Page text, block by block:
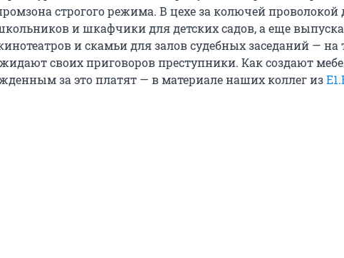
строгого режима. В цехе за колючей проволокой
и шкафчики для детских садов, а еще
и скамьи для залов судебных заседаний — на
своих приговоров преступники. Как создают
за это платят — в материале наших коллег из